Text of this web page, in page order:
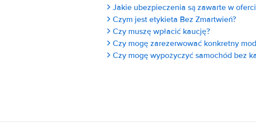
Jakie ubezpieczenia są zawarte w
Czym jest etykieta Bez Zmartwień?
Czy muszę wpłacić kaucję?
Czy mogę zarezerwować konkretny
Czy mogę wypożyczyć samochód bez